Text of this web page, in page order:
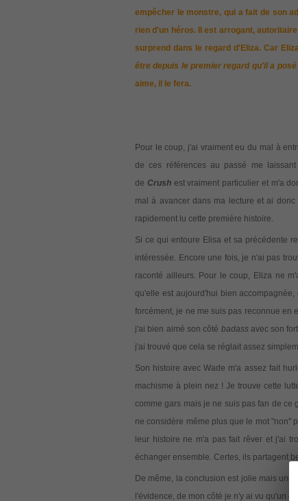
empêcher le monstre, qui a fait de son
rien d'un héros. Il est arrogant,
surprend dans le regard d'Eliza. Car
être depuis le premier regard qu'il a
aime, il le fera.
Pour le coup, j'ai vraiment eu du mal à
de ces références au passé me
de Crushest vraiment particulier et m'a
mal à avancer dans ma lecture et ai
rapidement lu cette première histoire.
Si ce qui entoure Elisa et sa précédente
intéressée. Encore une fois, je n'ai pas
raconté ailleurs. Pour le coup, Eliza ne
qu'elle est aujourd'hui bien
forcément, je ne me suis pas reconnue en
j'ai bien aimé son côté badassavec son
j'ai trouvé que cela se réglait assez
Son histoire avec Wade m'a assez fait
machisme à plein nez ! Je trouve cette
comme gars mais je ne suis pas fan de
ne considère même plus que le mot "non"
leur histoire ne m'a pas fait rêver et j'ai
échanger ensemble. Certes, ils partagent
De même, la conclusion est jolie mais une
l'évidence, de mon côté je n'y ai vu qu'un